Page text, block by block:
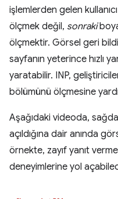
işlemlerden gelen
ölçmek değil, sonraki
ölçmektir. Görsel geri
sayfanın yeterince hızlı
yaratabilir. INP,
bölümünü ölçmesine
Aşağıdaki videoda,
açıldığına dair anında
örnekte, zayıf yanıt
deneyimlerine yol